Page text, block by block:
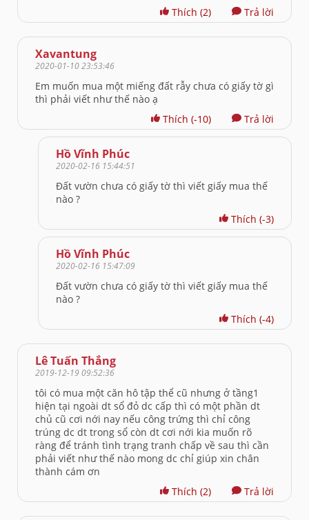
Thích (2) Trả lời
Xavantung
2020-01-10 23:53:46
Em muốn mua một miếng đất rẫy chưa có giấy tờ gì
thì phải viết như thế nào ạ
Thích (-10) Trả lời
Hồ Vĩnh Phúc
2020-02-16 15:44:51
Đất vườn chưa có giấy tờ thì viết giấy mua thế
nào ?
Thích (-3)
Hồ Vĩnh Phúc
2020-02-16 15:47:09
Đất vườn chưa có giấy tờ thì viết giấy mua thế
nào ?
Thích (-4)
Lê Tuấn Thắng
2019-12-19 09:52:36
tôi có mua một căn hô tập thể cũ nhưng ở tầng1
hiện tại ngoài dt sổ đỏ dc cấp thì có một phần dt
chủ cũ cơi nới nay nếu công trứng thì chỉ công
trúng dc dt trong sổ còn dt cơi nới kia muốn rõ
ràng để tránh tình trạng tranh chấp về sau thì cần
phải viết như thế nào mong dc chỉ giúp xin chân
thành cám ơn
Thích (2) Trả lời